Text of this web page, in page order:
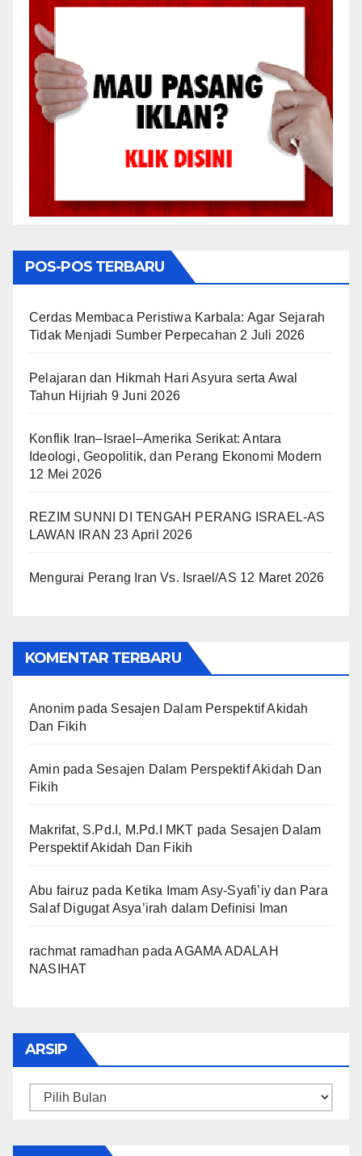
POS-POS TERBARU
Cerdas Membaca Peristiwa Karbala: Agar Sejarah
Tidak Menjadi Sumber Perpecahan 2 Juli 2026
Pelajaran dan Hikmah Hari Asyura serta Awal
Tahun Hijriah 9 Juni 2026
Konflik Iran–Israel–Amerika Serikat: Antara
Ideologi, Geopolitik, dan Perang Ekonomi Modern
12 Mei 2026
REZIM SUNNI DI TENGAH PERANG ISRAEL-AS
LAWAN IRAN 23 April 2026
Mengurai Perang Iran Vs. Israel/AS 12 Maret 2026
KOMENTAR TERBARU
Anonim pada Sesajen Dalam Perspektif Akidah
Dan Fikih
Amin pada Sesajen Dalam Perspektif Akidah Dan
Fikih
Makrifat, S.Pd.I, M.Pd.I MKT pada Sesajen Dalam
Perspektif Akidah Dan Fikih
Abu fairuz pada Ketika Imam Asy-Syafi’iy dan Para
Salaf Digugat Asya’irah dalam Definisi Iman
rachmat ramadhan padaAGAMA ADALAH
NASIHAT
ARSIP
Arsip